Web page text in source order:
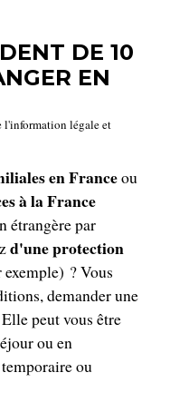
DE 10
EN
l'information légale et
en Franceou
à la France
étrangère par
d'une protection
? Vous
demander une
peut vous être
ou en
ou